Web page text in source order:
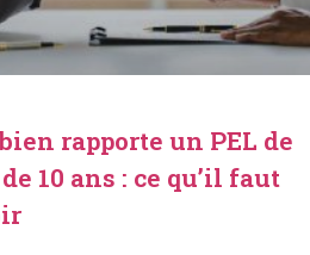
rapporte un PEL de
10 ans : ce qu’il faut